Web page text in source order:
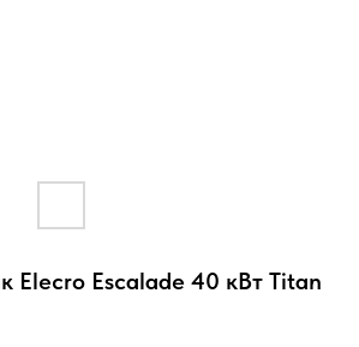
Elecro Escalade 40 кВт Titan